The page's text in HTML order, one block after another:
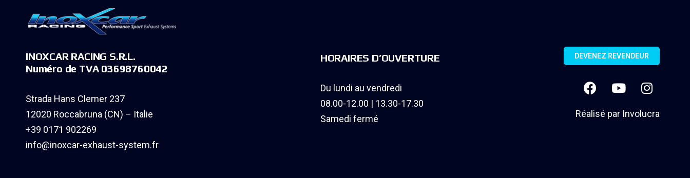
INOXCAR RACING S.R.L.
Numéro de TVA 03698760042
Strada Hans Clemer 237
12020 Roccabruna (CN) – Italie
+39 0171 902269
info@inoxcar-exhaust-system.fr
HORAIRES D’OUVERTURE
Du lundi au vendredi
08.00-12.00 | 13.30-17.30
Samedi fermé
DEVENEZ REVENDEUR
Réalisé par Involucra